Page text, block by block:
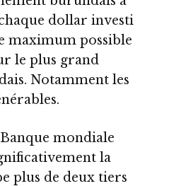
dollar investi
maximum possible
le plus grand
Notamment les
mondiale
la
plus de deux tiers